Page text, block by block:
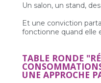
Un salon, un stand,
Et une conviction
fonctionne quand elle
TABLE RONDE
UNE APPROCHE